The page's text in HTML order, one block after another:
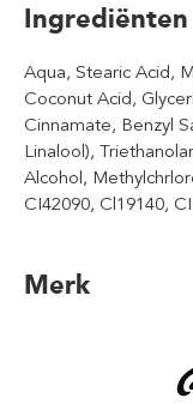
Ingrediënten
Aqua, Stearic Acid,
Coconut Acid,
Cinnamate, Benzyl
Linalool),
Alcohol,
CI42090, Cl19140,
Merk